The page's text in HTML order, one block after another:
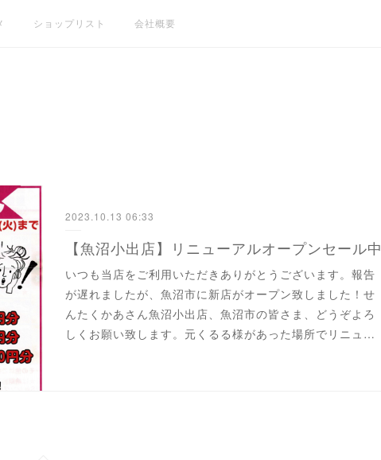
ショップリスト 会社概要
2023.10.13 06:33
【魚沼小出店】リニューアルオープンセール中
いつも当店をご利用いただきありがとうございます。報告
が遅れましたが、魚沼市に新店がオープン致しました！せ
んたくかあさん魚沼小出店、魚沼市の皆さま、どうぞよろ
しくお願い致します。元くるる様があった場所でリニュ…